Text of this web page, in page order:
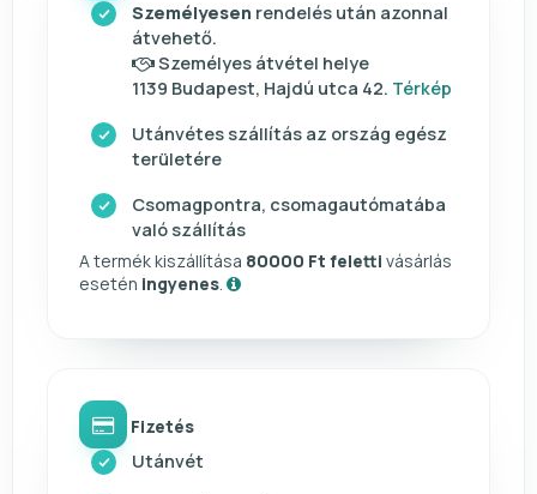
Személyesen rendelés után azonnal
átvehető.
Személyes átvétel helye
1139 Budapest, Hajdú utca 42. Térkép
Utánvétes szállítás az ország egész
területére
Csomagpontra, csomagautómatába
való szállítás
A termék kiszállítása 80000 Ft feletti vásárlás
esetén ingyenes.
Fizetés
Utánvét